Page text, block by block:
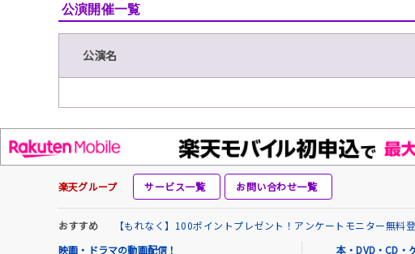
公演開催一覧
公演名
楽天グループ サービス一覧 お問い合わせ一覧
おすすめ
【もれなく】100ポイントプレゼント！アンケートモニター無
映画・ドラマの動画配信！
本・DVD・CD・